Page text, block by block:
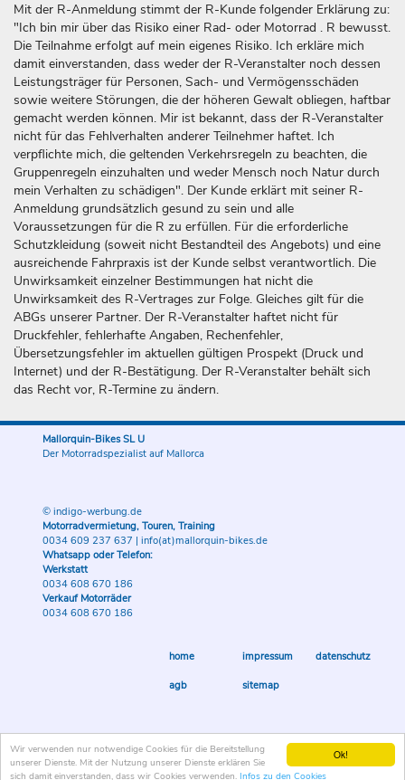
Ok!
Wir verwenden nur notwendige Cookies für die Bereitstellung
unserer Dienste. Mit der Nutzung unserer Dienste erklären Sie
sich damit einverstanden, dass wir Cookies verwenden. Infos zu den Cookies
Mit der R-Anmeldung stimmt der R-Kunde folgender Erklärung zu:
"Ich bin mir über das Risiko einer Rad- oder Motorrad . R bewusst.
Die Teilnahme erfolgt auf mein eigenes Risiko. Ich erkläre mich
damit einverstanden, dass weder der R-Veranstalter noch dessen
Leistungsträger für Personen, Sach- und Vermögensschäden
sowie weitere Störungen, die der höheren Gewalt obliegen, haftbar
gemacht werden können. Mir ist bekannt, dass der R-Veranstalter
nicht für das Fehlverhalten anderer Teilnehmer haftet. Ich
verpflichte mich, die geltenden Verkehrsregeln zu beachten, die
Gruppenregeln einzuhalten und weder Mensch noch Natur durch
mein Verhalten zu schädigen". Der Kunde erklärt mit seiner R-
Anmeldung grundsätzlich gesund zu sein und alle
Voraussetzungen für die R zu erfüllen. Für die erforderliche
Schutzkleidung (soweit nicht Bestandteil des Angebots) und eine
ausreichende Fahrpraxis ist der Kunde selbst verantwortlich. Die
Unwirksamkeit einzelner Bestimmungen hat nicht die
Unwirksamkeit des R-Vertrages zur Folge. Gleiches gilt für die
ABGs unserer Partner. Der R-Veranstalter haftet nicht für
Druckfehler, fehlerhafte Angaben, Rechenfehler,
Übersetzungsfehler im aktuellen gültigen Prospekt (Druck und
Internet) und der R-Bestätigung. Der R-Veranstalter behält sich
das Recht vor, R-Termine zu ändern.
Mallorquin-Bikes SL U
Der Motorradspezialist auf Mallorca
© indigo-werbung.de
Motorradvermietung, Touren, Training
0034 609 237 637 | info(at)mallorquin-bikes.de
Whatsapp oder Telefon:
Werkstatt
0034 608 670 186
Verkauf Motorräder
0034 608 670 186
home impressum datenschutz
agb sitemap